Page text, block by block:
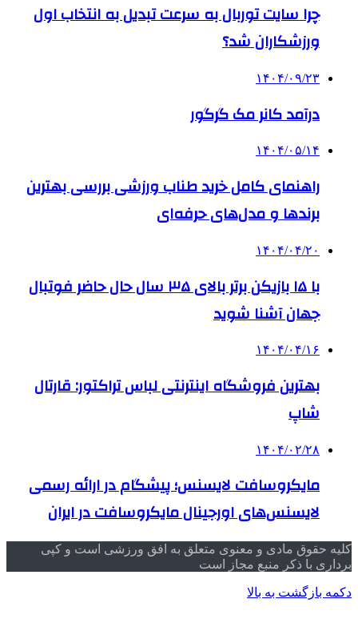
چرا سایت توربال به ‌سرعت تبدیل به انتخاب اول
ورزشکاران شد؟
۱۴۰۴/۰۹/۲۳
درآمد کانر مک گرگور
۱۴۰۴/۰۵/۱۴
راهنمای کامل خرید طناب ورزشی بررسی بهترین
برندها و مدل‌های حرفه‌ای
۱۴۰۴/۰۴/۲۰
با ۱۵ بازیکن برتر بالای ۳۵ سال حال حاضر فوتبال
جهان آشنا شوید
۱۴۰۴/۰۴/۱۶
بهترین فروشگاه اینترنتی لباس تراکتور: قارتال
شاپ
۱۴۰۴/۰۲/۲۸
مایکروسافت لایسنس؛ پیشگام در ارائه رسمی
لایسنس‌های اورجینال مایکروسافت در ایران
کلیه حقوق مادی و معنوی متعلق به افق ورزشی است و کپی
برداری با ذکر منبع مجاز است
دکمه بازگشت به بالا